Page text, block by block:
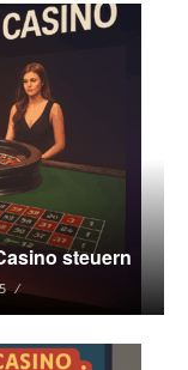
steuern